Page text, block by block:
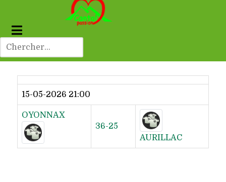
Dernier résultat
15-05-2026 21:00
OYONNAX
36-25
AURILLAC